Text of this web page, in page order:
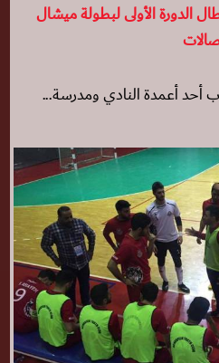
الدورة الأولى لبطولة ميشال
أحد أعمدة النادي ومدرسة...